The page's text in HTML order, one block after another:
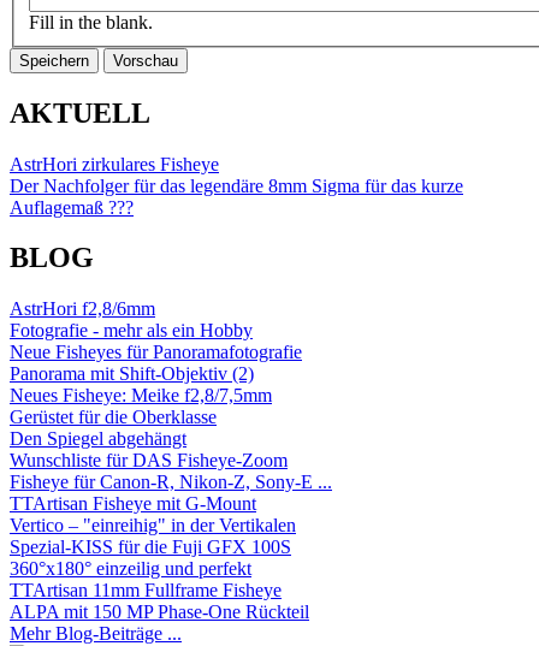
Fill in the blank.
AKTUELL
AstrHori zirkulares Fisheye
Der Nachfolger für das legendäre 8mm Sigma für das kurze
Auflagemaß ???
BLOG
AstrHori f2,8/6mm
Fotografie - mehr als ein Hobby
Neue Fisheyes für Panoramafotografie
Panorama mit Shift-Objektiv (2)
Neues Fisheye: Meike f2,8/7,5mm
Gerüstet für die Oberklasse
Den Spiegel abgehängt
Wunschliste für DAS Fisheye-Zoom
Fisheye für Canon-R, Nikon-Z, Sony-E ...
TTArtisan Fisheye mit G-Mount
Vertico – "einreihig" in der Vertikalen
Spezial-KISS für die Fuji GFX 100S
360°x180° einzeilig und perfekt
TTArtisan 11mm Fullframe Fisheye
ALPA mit 150 MP Phase-One Rückteil
Mehr Blog-Beiträge ...